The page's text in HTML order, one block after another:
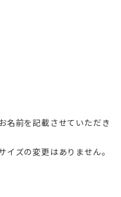
名前を記載させていただき
ズの変更はありません。